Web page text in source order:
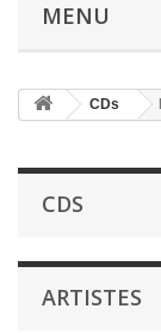
MENU
CDs
CDS
ARTISTES